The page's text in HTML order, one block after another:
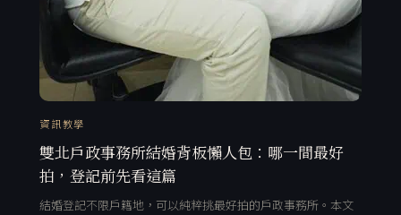
資訊教學
雙北戶政事務所結婚背板懶人包：哪一間最好
拍，登記前先看這篇
結婚登記不限戶籍地，可以純粹挑最好拍的戶政事務所。本文